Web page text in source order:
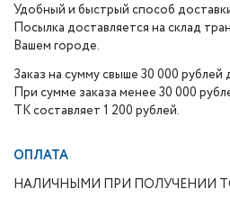
Удобный и быстрый способ
Посылка доставляется на склад
Вашем городе.
Заказ на сумму свыше 30 000 рублей
При сумме заказа менее 30 000
ТК составляет 1 200 рублей.
ОПЛАТА
НАЛИЧНЫМИ ПРИ ПОЛУЧЕНИИ